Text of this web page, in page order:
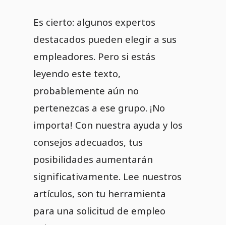
Es cierto: algunos expertos
destacados pueden elegir a sus
empleadores. Pero si estás
leyendo este texto,
probablemente aún no
pertenezcas a ese grupo. ¡No
importa! Con nuestra ayuda y los
consejos adecuados, tus
posibilidades aumentarán
significativamente. Lee nuestros
artículos, son tu herramienta
para una solicitud de empleo